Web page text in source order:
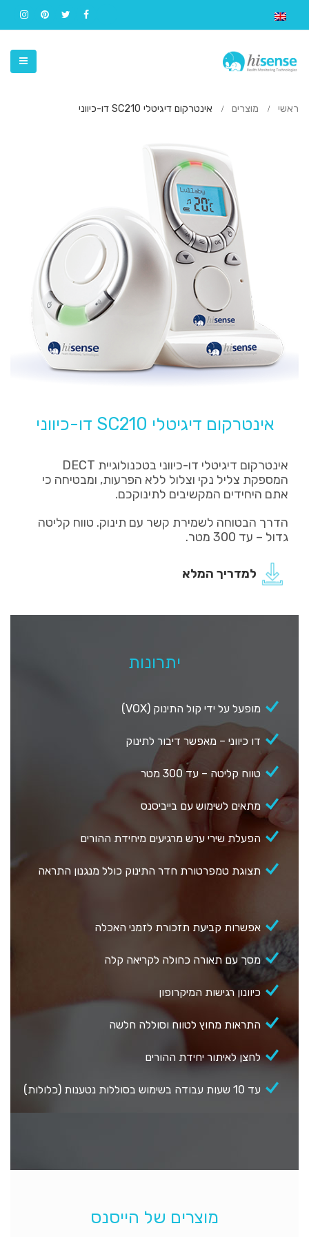
ראשי מוצרים אינטרקום דיגיטלי SC210 דו-כיווני
אינטרקום דיגיטלי SC210 דו-כיווני
אינטרקום דיגיטלי דו-כיווני בטכנולוגיית DECT
המספקת צליל נקי וצלול ללא הפרעות, ומבטיחה כי
אתם היחידים המקשיבים לתינוקכם.
הדרך הבטוחה לשמירת קשר עם תינוק. טווח קליטה
גדול – עד 300 מטר.
למדריך המלא
יתרונות
מופעל על ידי קול התינוק (VOX)
דו כיווני – מאפשר דיבור לתינוק
טווח קליטה – עד 300 מטר
מתאים לשימוש עם בייביסנס
הפעלת שירי ערש מרגיעים מיחידת ההורים
תצוגת טמפרטורת חדר התינוק כולל מנגנון התראה
אפשרות קביעת תזכורת לזמני האכלה
מסך עם תאורה כחולה לקריאה קלה
כיוונון רגישות המיקרופון
התראות מחוץ לטווח וסוללה חלשה
לחצן לאיתור יחידת ההורים
עד 10 שעות עבודה בשימוש בסוללות נטענות (כלולות)
מוצרים של הייסנס